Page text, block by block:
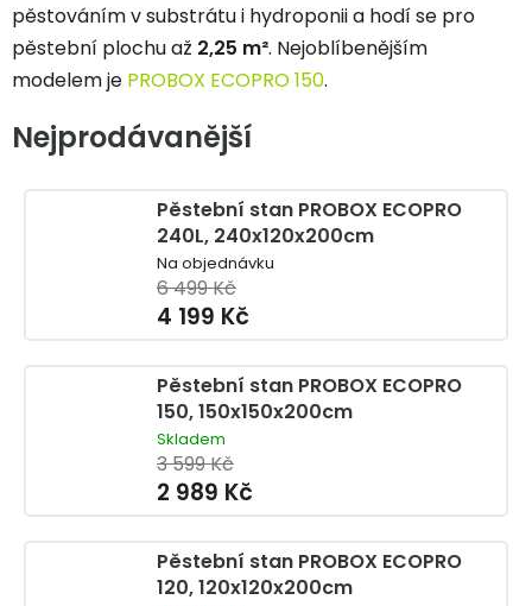
pěstováním v substrátu i hydroponii a hodí se pro
pěstební plochu až 2,25 m². Nejoblíbenějším
modelem je PROBOX ECOPRO 150.
Nejprodávanější
Pěstební stan PROBOX ECOPRO
240L, 240x120x200cm
Na objednávku
4 199 Kč
6 499 Kč
Pěstební stan PROBOX ECOPRO
150, 150x150x200cm
Skladem
2 989 Kč
3 599 Kč
Pěstební stan PROBOX ECOPRO
120, 120x120x200cm